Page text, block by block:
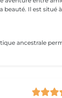
beauté. Il est situé à